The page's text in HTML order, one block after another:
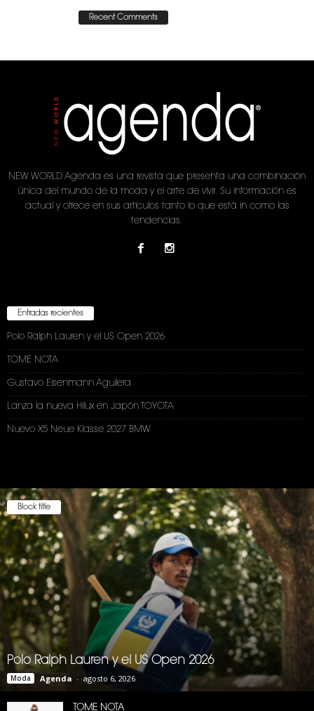
Recent Comments
NEW WORLD Agenda es una revista que presenta una combinación
única del mundo de la moda y el arte de vivir. Su información es
actual y ofrece en sus artículos tanto lo que está in como las
tendencias.
Entradas recientes
Polo Ralph Lauren y el US Open 2026
TOME NOTA
Gustavo Eisenmann Aguilera
Lanza la nueva Hilux en Japón TOYOTA
Nuevo X5 Neue Klasse 2027 BMW
Block title
Polo Ralph Lauren y el US Open 2026
Moda Agenda - agosto 6, 2026
TOME NOTA